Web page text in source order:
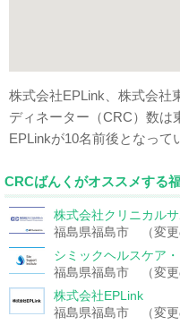
株式会社EPLink、株式会社
ディネーター（CRC）数は
EPLinkが10名前後となって
CRCばんくがオススメする
株式会社クリニカルサ
福島県福島市 （変更
シミックヘルスケア
福島県福島市 （変更
株式会社EPLink
福島県福島市 （変更